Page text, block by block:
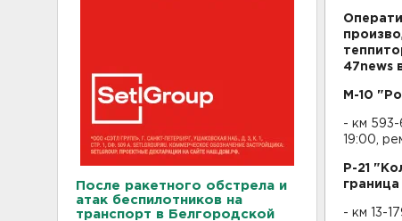
После ракетного обстрела и
атак беспилотников на
транспорт в Белгородской
47news
М-10
- км 593-
19:00,
Р-21
- км 13-